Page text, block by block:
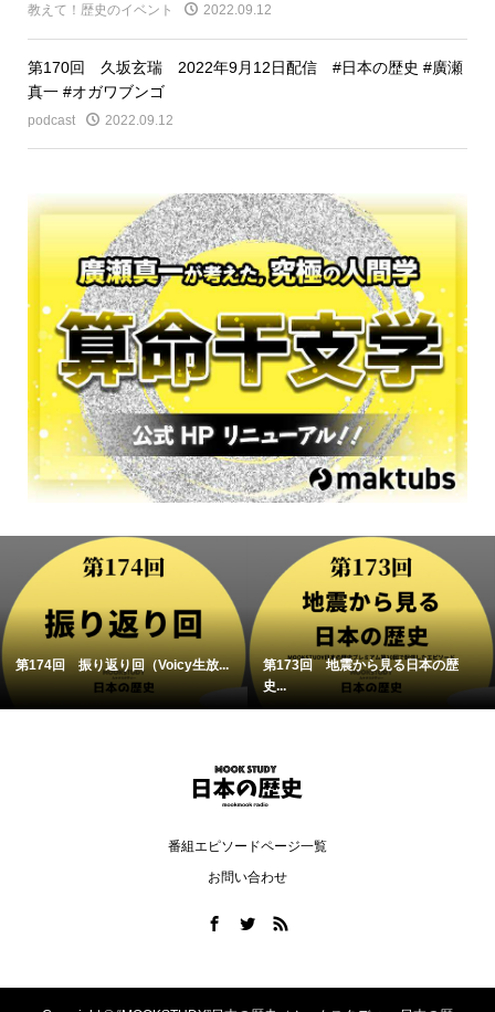
教えて！歴史のイベント 2022.09.12
第170回 久坂玄瑞 2022年9月12日配信 #日本の歴史 #廣瀬
真一 #オガワブンゴ
podcast 2022.09.12
第174回 振り返り回（Voicy生放...
第173回 地震から見る日本の歴
史...
番組エピソードページ一覧
お問い合わせ